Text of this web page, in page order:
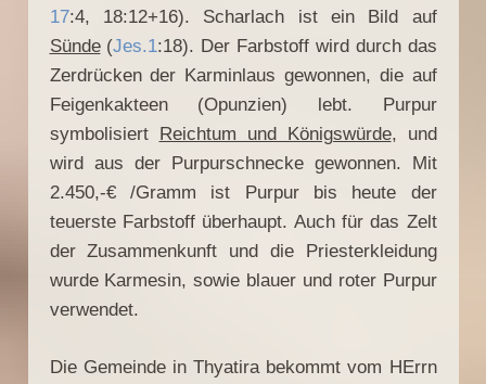
17:4, 18:12+16). Scharlach ist ein Bild auf
Sünde(Jes.1:18). Der Farbstoff wird durch das
Zerdrücken der Karminlaus gewonnen, die auf
Feigenkakteen (Opunzien) lebt. Purpur
symbolisiert
Reichtum und Königswürde, und
wird aus der Purpurschnecke gewonnen. Mit
2.450,-€ /Gramm ist Purpur bis heute der
teuerste Farbstoff überhaupt. Auch für das Zelt
der Zusammenkunft und die Priesterkleidung
wurde Karmesin, sowie blauer und roter Purpur
verwendet.
Die Gemeinde in Thyatira bekommt vom HErrn